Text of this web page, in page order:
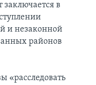
в
и незаконной
районов
«расследовать